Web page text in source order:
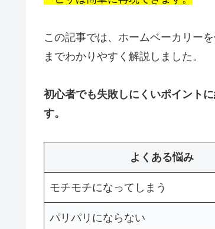
この記事では、ホームベーカリー
までわかりやすく解説しました。
初心者でも失敗しにくいポイント
す。
よくある悩み
モチモチになってしまう
パリパリにならない